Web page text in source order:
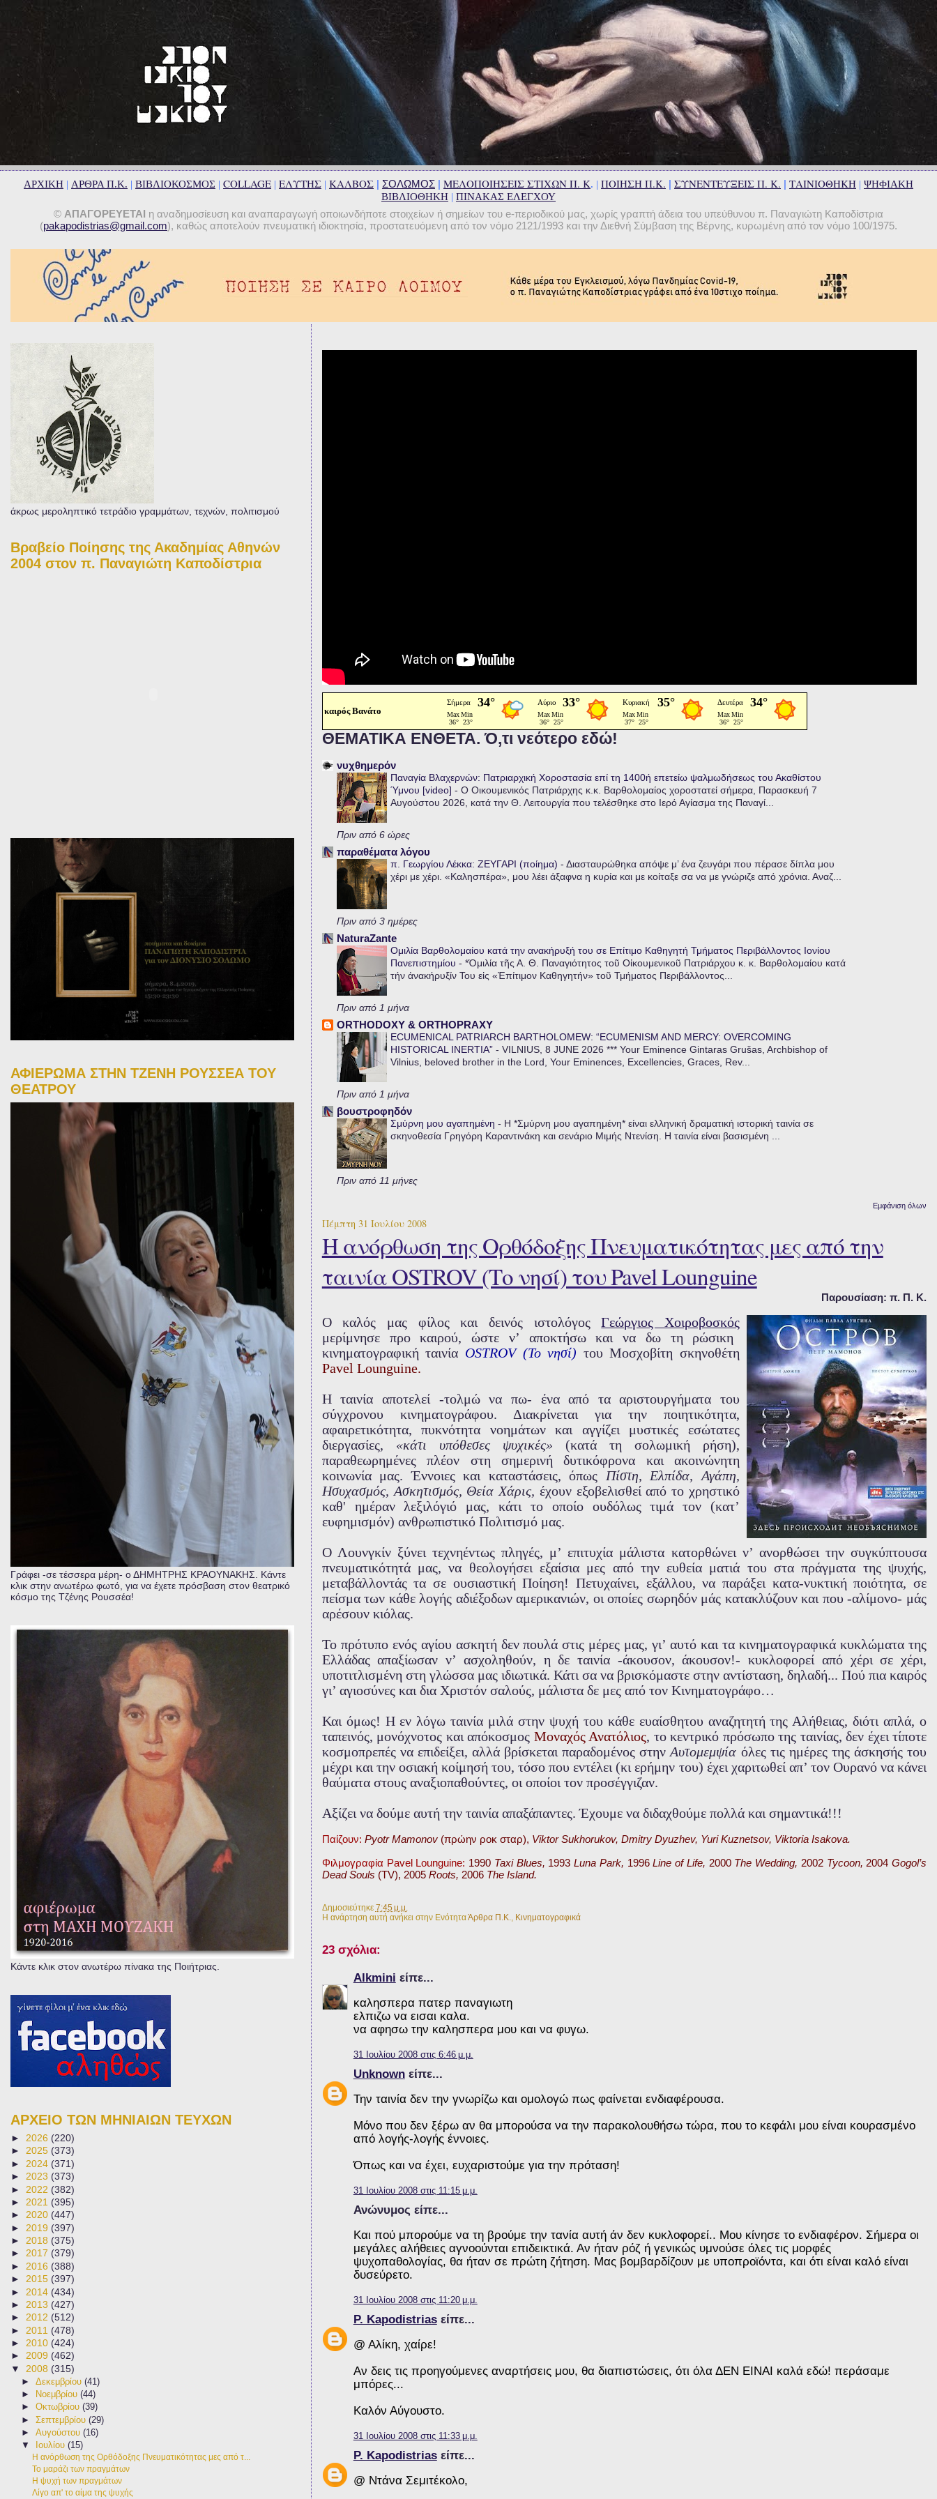
ΑΡΧΙΚΗ | ΑΡΘΡΑ Π.Κ. | ΒΙΒΛΙΟΚΟΣΜΟΣ | COLLAGE | ΕΛΥΤΗΣ | ΚΑΛΒΟΣ | ΣΟΛΩΜΟΣ | ΜΕΛΟΠΟΙΗΣΕΙΣ ΣΤΙΧΩΝ Π. Κ. | ΠΟΙΗΣΗ Π.Κ. | ΣΥΝΕΝΤΕΥΞΕΙΣ Π. Κ. | ΤΑΙΝΙΟΘΗΚΗ | ΨΗΦΙΑΚΗ
ΒΙΒΛΙΟΘΗΚΗ | ΠΙΝΑΚΑΣ ΕΛΕΓΧΟΥ
© ΑΠΑΓΟΡΕΥΕΤΑΙ η αναδημοσίευση και αναπαραγωγή οποιωνδήποτε στοιχείων ή σημείων του e-περιοδικού μας, χωρίς γραπτή άδεια του υπεύθυνου π. Παναγιώτη Καποδίστρια
(pakapodistrias@gmail.com), καθώς αποτελούν πνευματική ιδιοκτησία, προστατευόμενη από τον νόμο 2121/1993 και την Διεθνή Σύμβαση της Βέρνης, κυρωμένη από τον νόμο 100/1975.
καιρός Βανάτο
ΘΕΜΑΤΙΚΑ ΕΝΘΕΤΑ. Ό,τι νεότερο εδώ!
νυχθημερόν
Παναγία Βλαχερνών: Πατριαρχική Χοροστασία επί τη 1400ή επετείω ψαλμωδήσεως του Ακαθίστου
Ύμνου [video] - Ο Οικουμενικός Πατριάρχης κ.κ. Βαρθολομαίος χοροστατεί σήμερα, Παρασκευή 7
Αυγούστου 2026, κατά την Θ. Λειτουργία που τελέσθηκε στο Ιερό Αγίασμα της Παναγί...
Πριν από 6 ώρες
παραθέματα λόγου
π. Γεωργίου Λέκκα: ΖΕΥΓΑΡΙ (ποίημα) - Διασταυρώθηκα απόψε μ’ ένα ζευγάρι που πέρασε δίπλα μου
χέρι με χέρι. «Καλησπέρα», μου λέει άξαφνα η κυρία και με κοίταξε σα να με γνώριζε από χρόνια. Αναζ...
Πριν από 3 ημέρες
NaturaZante
Ομιλία Βαρθολομαίου κατά την ανακήρυξή του σε Επίτιμο Καθηγητή Τμήματος Περιβάλλοντος Ιονίου
Πανεπιστημίου - *Ὁμιλία τῆς Α. Θ. Παναγιότητος τοῦ Οἰκουμενικοῦ Πατριάρχου κ. κ. Βαρθολομαίου κατά
τήν ἀνακήρυξίν Του εἰς «Ἐπίτιμον Καθηγητήν» τοῦ Τμήματος Περιβάλλοντος...
Πριν από 1 μήνα
ORTHODOXY & ORTHOPRAXY
ECUMENICAL PATRIARCH BARTHOLOMEW: “ECUMENISM AND MERCY: OVERCOMING
HISTORICAL INERTIA” - VILNIUS, 8 JUNE 2026 *** Your Eminence Gintaras Grušas, Archbishop of
Vilnius, beloved brother in the Lord, Your Eminences, Excellencies, Graces, Rev...
Πριν από 1 μήνα
βουστροφηδόν
Σμύρνη μου αγαπημένη - Η *Σμύρνη μου αγαπημένη* είναι ελληνική δραματική ιστορική ταινία σε
σκηνοθεσία Γρηγόρη Καραντινάκη και σενάριο Μιμής Ντενίση. Η ταινία είναι βασισμένη ...
Πριν από 11 μήνες
Εμφάνιση όλων
Πέμπτη 31 Ιουλίου 2008
Η ανόρθωση της Ορθόδοξης Πνευματικότητας μες από την
ταινία OSTROV (Το νησί) του Pavel Lounguine
Παρουσίαση: π. Π. Κ.
Ο καλός μας φίλος και δεινός ιστολόγοςΓεώργιος Χοιροβοσκός
μερίμνησε προ καιρού, ώστε ν’ αποκτήσω και να δω τη ρώσικη
κινηματογραφική ταινία OSTROV (Το νησί) του Μοσχοβίτη σκηνοθέτη
Pavel Lounguine.
Η ταινία αποτελεί -τολμώ να πω- ένα από τα αριστουργήματα του
σύγχρονου κινηματογράφου. Διακρίνεται για την ποιητικότητα,
αφαιρετικότητα, πυκνότητα νοημάτων και αγγίζει μυστικές εσώτατες
διεργασίες, «κάτι υπόθεσες ψυχικές» (κατά τη σολωμική ρήση),
παραθεωρημένες πλέον στη σημερινή δυτικόφρονα και ακοινώνητη
κοινωνία μας. Έννοιες και καταστάσεις, όπως Πίστη, Ελπίδα, Αγάπη,
Ησυχασμός, Ασκητισμός, Θεία Χάρις, έχουν εξοβελισθεί από το χρηστικό
καθ' ημέραν λεξιλόγιό μας, κάτι το οποίο ουδόλως τιμά τον (κατ’
ευφημισμόν) ανθρωπιστικό Πολιτισμό μας.
Ο Λουνγκίν ξύνει τεχνηέντως πληγές, μ’ επιτυχία μάλιστα κατορθώνει ν’ ανορθώσει την συγκύπτουσα
πνευματικότητά μας, να θεολογήσει εξαίσια μες από την ευθεία ματιά του στα πράγματα της ψυχής,
μεταβάλλοντάς τα σε ουσιαστική Ποίηση! Πετυχαίνει, εξάλλου, να παράξει κατα-νυκτική ποιότητα, σε
πείσμα των κάθε λογής αδιέξοδων αμερικανιών, οι οποίες σωρηδόν μάς κατακλύζουν και που -αλίμονο- μάς
αρέσουν κιόλας.
Το πρότυπο ενός αγίου ασκητή δεν πουλά στις μέρες μας, γι’ αυτό και τα κινηματογραφικά κυκλώματα της
Ελλάδας απαξίωσαν ν’ ασχοληθούν, η δε ταινία -άκουσον, άκουσον!- κυκλοφορεί από χέρι σε χέρι,
υποτιτλισμένη στη γλώσσα μας ιδιωτικά. Κάτι σα να βρισκόμαστε στην αντίσταση, δηλαδή... Πού πια καιρός
γι’ αγιοσύνες και δια Χριστόν σαλούς, μάλιστα δε μες από τον Κινηματογράφο…
Και όμως! Η εν λόγω ταινία μιλά στην ψυχή του κάθε ευαίσθητου αναζητητή της Αλήθειας, διότι απλά, ο
ταπεινός, μονόχνοτος και απόκοσμος Μοναχός Ανατόλιος, το κεντρικό πρόσωπο της ταινίας, δεν έχει τίποτε
κοσμοπρεπές να επιδείξει, αλλά βρίσκεται παραδομένος στηνΑυτομεμψία όλες τις ημέρες της άσκησής του
μέχρι και την οσιακή κοίμησή του, τόσο που εντέλει (κι ερήμην του) έχει χαριτωθεί απ’ τον Ουρανό να κάνει
θαύματα στους αναξιοπαθούντες, οι οποίοι τον προσέγγιζαν.
Αξίζει να δούμε αυτή την ταινία απαξάπαντες. Έχουμε να διδαχθούμε πολλά και σημαντικά!!!
Παίζουν: Pyotr Mamonov(πρώην ροκ σταρ), Viktor Sukhorukov, Dmitry Dyuzhev, Yuri Kuznetsov, Viktoria Isakova.
Φιλμογραφία Pavel Lounguine: 1990 Taxi Blues, 1993Luna Park, 1996Line of Life, 2000 The Wedding, 2002 Tycoon, 2004Gogol’s
Dead Souls (TV), 2005 Roots, 2006The Island.
Δημοσιεύτηκε 7:45 μ.μ.
Η ανάρτηση αυτή ανήκει στην ΕνότηταΆρθρα Π.Κ. Κινηματογραφικά
23 σχόλια:
Alkmini είπε...
καλησπερα πατερ παναγιωτη
ελπιζω να εισαι καλα.
να αφησω την καλησπερα μου και να φυγω.
31 Ιουλίου 2008 στις 6:46 μ.μ.
Unknownείπε...
Την ταινία δεν την γνωρίζω και ομολογώ πως φαίνεται ενδιαφέρουσα.
Μόνο που δεν ξέρω αν θα μπορούσα να την παρακολουθήσω τώρα, που το κεφάλι μου είναι κουρασμένο
από λογής-λογής έννοιες.
Όπως και να έχει, ευχαριστούμε για την πρόταση!
31 Ιουλίου 2008 στις 11:15 μ.μ.
Ανώνυμος είπε...
Και πού μπορούμε να τη βρούμε την τανία αυτή άν δεν κυκλοφορεί.. Μου κίνησε το ενδιαφέρον. Σήμερα οι
μεγάλες αλήθειες αγνοούνται επιδεικτικά. Αν ήταν ρόζ ή γενικώς υμνούσε όλες τις μορφές
ψυχοπαθολογίας, θα ήταν σε πρώτη ζήτηση. Μας βομβαρδίζουν με υποπροϊόντα, και ότι είναι καλό είναι
δυσεύρετο.
31 Ιουλίου 2008 στις 11:20 μ.μ.
P. Kapodistriasείπε...
@ Αλίκη, χαίρε!
Αν δεις τις προηγούμενες αναρτήσεις μου, θα διαπιστώσεις, ότι όλα ΔΕΝ ΕΙΝΑΙ καλά εδώ! περάσαμε
μπόρες...
Καλόν Αύγουστο.
31 Ιουλίου 2008 στις 11:33 μ.μ.
P. Kapodistriasείπε...
@ Ντάνα Σεμιτέκολο,
άκρως μεροληπτικό τετράδιο γραμμάτων, τεχνών, πολιτισμού
Βραβείο Ποίησης της Ακαδημίας Αθηνών
2004 στον π. Παναγιώτη Καποδίστρια
ΑΦΙΕΡΩΜΑ ΣΤΗΝ ΤΖΕΝΗ ΡΟΥΣΣΕΑ ΤΟΥ
ΘΕΑΤΡΟΥ
Γράφει -σε τέσσερα μέρη- ο ΔΗΜΗΤΡΗΣ ΚΡΑΟΥΝΑΚΗΣ. Κάντε
κλικ στην ανωτέρω φωτό, για να έχετε πρόσβαση στον θεατρικό
κόσμο της Τζένης Ρουσσέα!
Κάντε κλικ στον ανωτέρω πίνακα της Ποιήτριας.
ΑΡΧΕΙΟ ΤΩΝ ΜΗΝΙΑΙΩΝ ΤΕΥΧΩΝ
► 2026 (220)
► 2025 (373)
► 2024 (371)
► 2023 (373)
► 2022 (382)
► 2021 (395)
► 2020 (447)
► 2019 (397)
► 2018 (375)
► 2017 (379)
► 2016 (388)
► 2015 (397)
► 2014 (434)
► 2013 (427)
► 2012 (512)
► 2011 (478)
► 2010 (424)
► 2009 (462)
▼ 2008 (315)
►Δεκεμβρίου(41)
►
Νοεμβρίου(44)
►Οκτωβρίου(39)
►Σεπτεμβρίου(29)
►Αυγούστου(16)
▼
Ιουλίου(15)
Η ανόρθωση της Ορθόδοξης Πνευματικότητας μες από τ...
Το μαράζι των πραγμάτων
Η ψυχή των πραγμάτων
Λίγο απ' το αίμα της ψυχής